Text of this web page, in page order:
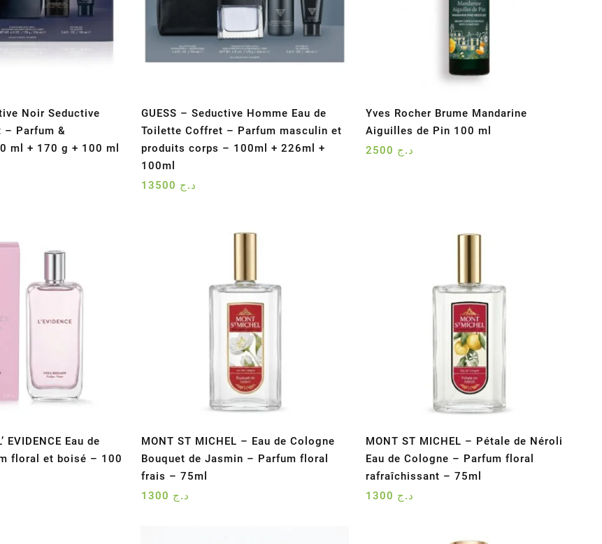
Noir Seductive
– Parfum &
ml + 170 g + 100 ml
GUESS – Seductive Homme Eau de
Toilette Coffret – Parfum masculin et
produits corps – 100ml + 226ml +
100ml
د.ج
Yves Rocher Brume Mandarine
Aiguilles de Pin 100 ml
د.ج
EVIDENCE Eau de
floral et boisé – 100
MONT ST MICHEL – Eau de Cologne
Bouquet de Jasmin – Parfum floral
frais – 75ml
د.ج
MONT ST MICHEL – Pétale de Néroli
Eau de Cologne – Parfum floral
rafraîchissant – 75ml
د.ج